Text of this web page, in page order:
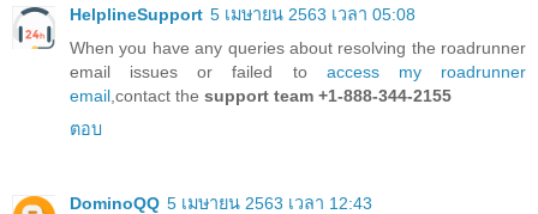
HelplineSupport 5 เมษายน 2563 เวลา 05:08
When you have any queries about resolving the roadrunner
email issues or failed to access my roadrunner
email ,contact the support team +1-888-344-2155
ตอบ
DominoQQ 5 เมษายน 2563 เวลา 12:43